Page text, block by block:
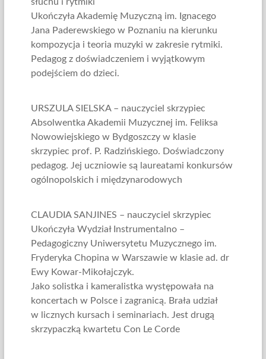
Ukończyła Akademię Muzyczną im. Ignacego
Jana Paderewskiego w Poznaniu na kierunku
kompozycja i teoria muzyki w zakresie rytmiki.
Pedagog z doświadczeniem i wyjątkowym
podejściem do dzieci.
URSZULA SIELSKA – nauczyciel skrzypiec
Absolwentka Akademii Muzycznej im. Feliksa
Nowowiejskiego w Bydgoszczy w klasie
skrzypiec prof. P. Radzińskiego. Doświadczony
pedagog. Jej uczniowie są laureatami konkursów
ogólnopolskich i międzynarodowych
CLAUDIA SANJINES – nauczyciel skrzypiec
Ukończyła Wydział Instrumentalno –
Pedagogiczny Uniwersytetu Muzycznego im.
Fryderyka Chopina w Warszawie w klasie ad. dr
Ewy Kowar-Mikołajczyk.
Jako solistka i kameralistka występowała na
koncertach w Polsce i zagranicą. Brała udział
w licznych kursach i seminariach. Jest drugą
skrzypaczką kwartetu Con Le Corde